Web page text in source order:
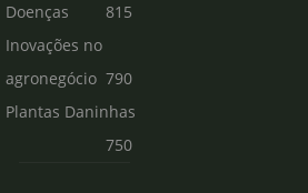
Doenças
815
Inovações no
agronegócio 790
Plantas Daninhas
750